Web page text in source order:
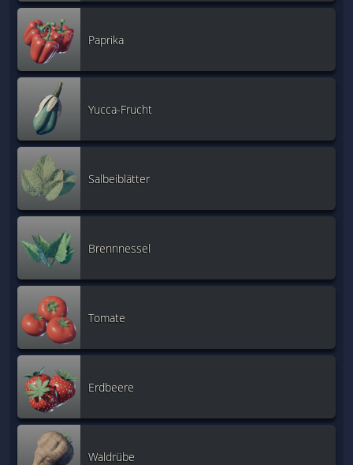
Paprika
Yucca-Frucht
Salbeiblätter
Brennnessel
Tomate
Erdbeere
Waldrübe